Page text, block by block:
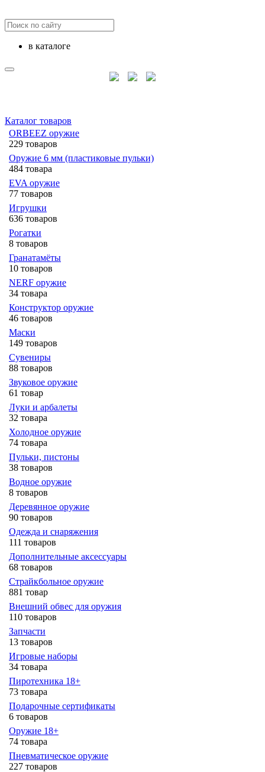
в каталоге
Каталог товаров
ORBEEZ оружие
229 товаров
Оружие 6 мм (пластиковые пульки)
484 товара
EVA оружие
77 товаров
Игрушки
636 товаров
Рогатки
8 товаров
Гранатамёты
10 товаров
NERF оружие
34 товара
Конструктор оружие
46 товаров
Маски
149 товаров
Сувениры
88 товаров
Звуковое оружие
61 товар
Луки и арбалеты
32 товара
Холодное оружие
74 товара
Пульки, пистоны
38 товаров
Водное оружие
8 товаров
Деревянное оружие
90 товаров
Одежда и снаряжения
111 товаров
Дополнительные аксессуары
68 товаров
Страйкбольное оружие
881 товар
Внешний обвес для оружия
110 товаров
Запчасти
13 товаров
Игровые наборы
34 товара
Пиротехника 18+
73 товара
Подарочные сертификаты
6 товаров
Оружие 18+
74 товара
Пневматическое оружие
227 товаров